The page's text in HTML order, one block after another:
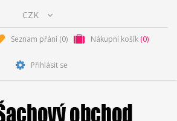
Seznam přání (0) Nákupní košík (0)
Přihlásit se